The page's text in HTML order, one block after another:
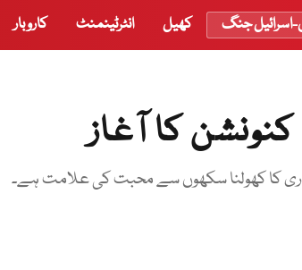
اسرائیل جنگ کھیل انٹرٹینمنٹ کاروبار
کا آغاز
کا کھولنا سکھوں سے محبت کی علامت ہے۔